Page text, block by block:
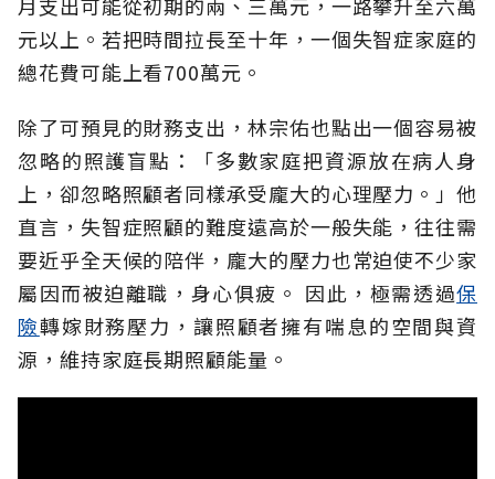
元以上。若把時間拉長至十年，一個失智症家庭的
總花費可能上看700萬元。
除了可預見的財務支出，林宗佑也點出一個容易被
忽略的照護盲點：「多數家庭把資源放在病人身
上，卻忽略照顧者同樣承受龐大的心理壓力。」他
直言，失智症照顧的難度遠高於一般失能，往往需
要近乎全天候的陪伴，龐大的壓力也常迫使不少家
屬因而被迫離職，身心俱疲。 因此，極需透過保
險轉嫁財務壓力，讓照顧者擁有喘息的空間與資
源，維持家庭長期照顧能量。